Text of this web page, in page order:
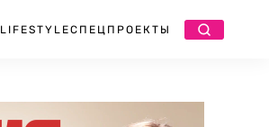
LIFESTYLEСПЕЦПРОЕКТЫ